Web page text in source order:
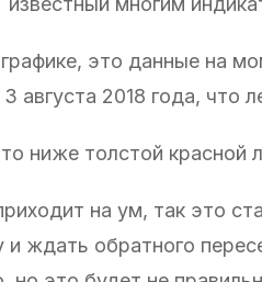
это данные на
августа 2018 года, что
ниже толстой красной
на ум, так это
и ждать обратного